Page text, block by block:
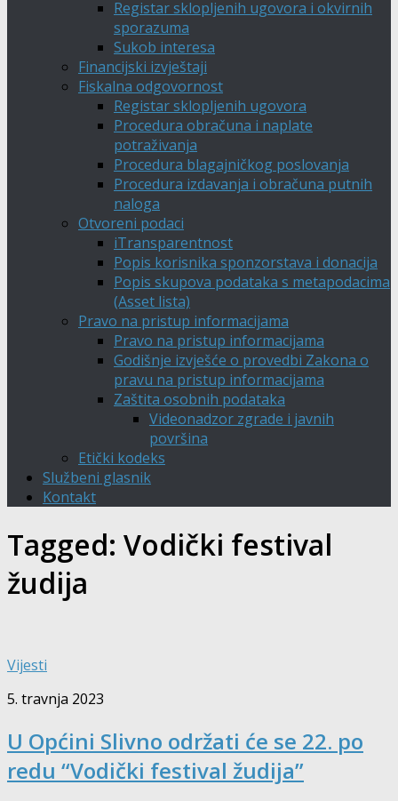
Registar sklopljenih ugovora i okvirnih
sporazuma
Sukob interesa
Financijski izvještaji
Fiskalna odgovornost
Registar sklopljenih ugovora
Procedura obračuna i naplate
potraživanja
Procedura blagajničkog poslovanja
Procedura izdavanja i obračuna putnih
naloga
Otvoreni podaci
iTransparentnost
Popis korisnika sponzorstava i donacija
Popis skupova podataka s metapodacima
(Asset lista)
Pravo na pristup informacijama
Pravo na pristup informacijama
Godišnje izvješće o provedbi Zakona o
pravu na pristup informacijama
Zaštita osobnih podataka
Videonadzor zgrade i javnih
površina
Etički kodeks
Službeni glasnik
Kontakt
Tagged: Vodički festival
žudija
Vijesti
5. travnja 2023
U Općini Slivno održati će se 22. po
redu “Vodički festival žudija”